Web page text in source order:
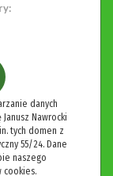
danych
Nawrocki
tych domen z
55/24. Dane
naszego
cookies.